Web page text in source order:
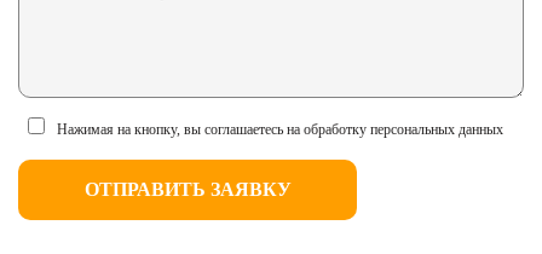
Нажимая на кнопку, вы соглашаетесь на обработку персональных данных
ОТПРАВИТЬ ЗАЯВКУ